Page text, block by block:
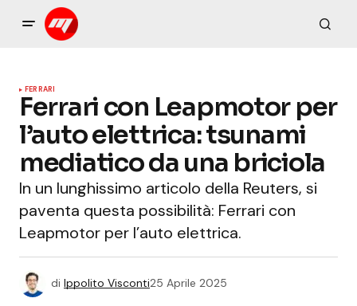
FERRARI
Ferrari con Leapmotor per
l’auto elettrica: tsunami
mediatico da una briciola
In un lunghissimo articolo della Reuters, si
paventa questa possibilità: Ferrari con
Leapmotor per l’auto elettrica.
di Ippolito Visconti25 Aprile 2025